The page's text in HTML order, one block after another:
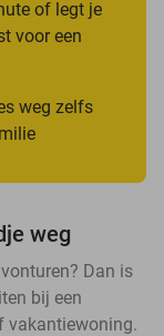
of legt je
voor een
weg zelfs
weg
Dan is
bij een
vakantiewoning.